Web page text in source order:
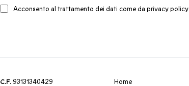
Acconsento al trattamento dei dati come da privacy policy
C.F.93131340429 Home